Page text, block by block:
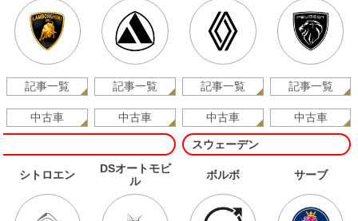
記事一覧
中古車
記事一覧
中古車
記事一覧
中古車
記事一覧
中古車
シトロエン
DSオートモビ
ル
スウェーデン
ボルボ サーブ